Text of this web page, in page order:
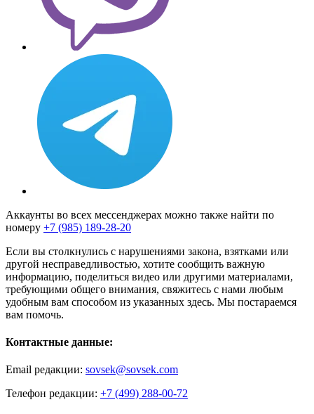
Аккаунты во всех мессенджерах можно также найти по
номеру +7 (985) 189-28-20
Если вы столкнулись с нарушениями закона, взятками или
другой несправедливостью, хотите сообщить важную
информацию, поделиться видео или другими материалами,
требующими общего внимания, свяжитесь с нами любым
удобным вам способом из указанных здесь. Мы постараемся
вам помочь.
Контактные данные:
Email редакции: sovsek@sovsek.com
Телефон редакции: +7 (499) 288-00-72